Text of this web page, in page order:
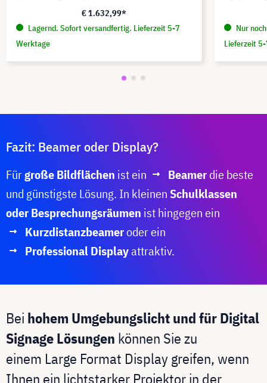
€ 1.632,99*
Lagernd. Sofort versandfertig. Lieferzeit 5-7
Werktage
Nur
Lieferzeit
Fazit: Beamer oder Display?
Fürgroße Bildflächen ist ein Beamerdie beste
und günstigste Lösung. In kleinenSchulklassen
oder Besprechungsräumen ist hingegen ein
Kurzdistanzbeameroder ein
Professional Displayattraktiv.
Bei hohem Umgebungslicht und für Digital
Signage Lösungen können Sie zu
einem Large Format Display greifen, wenn
Ihnen ein lichtstarker Projektor in der